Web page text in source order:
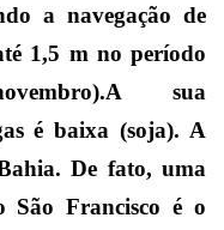
a navegação de
1,5 m no período
sua
é baixa (soja). A
De fato, uma
São Francisco é o